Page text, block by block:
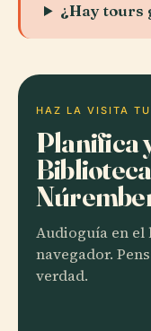
¿Hay tours
HAZ LA VISITA
Planifica
Audioguía en
navegador.
verdad.